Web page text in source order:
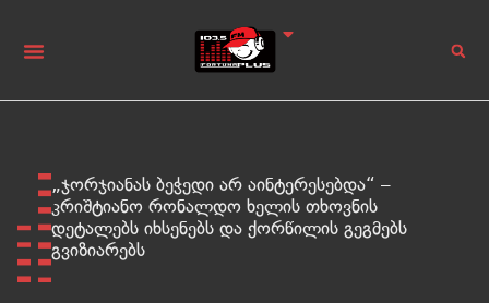
„ჯორჯიანას ბეჭედი არ აინტერესებდა“ –
კრიშტიანო რონალდო ხელის თხოვნის
დეტალებს იხსენებს და ქორწილის გეგმებს
გვიზიარებს